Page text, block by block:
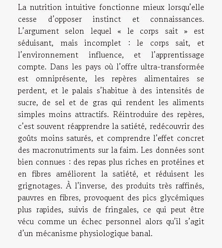
La nutrition intuitive fonctionne mieux lorsqu’elle
cesse d’opposer instinct et connaissances.
L’argument selon lequel « le corps sait » est
séduisant, mais incomplet : le corps sait, et
l’environnement influence, et l’apprentissage
compte. Dans les pays où l’offre ultra-transformée
est omniprésente, les repères alimentaires se
perdent, et le palais s’habitue à des intensités de
sucre, de sel et de gras qui rendent les aliments
simples moins attractifs. Réintroduire des repères,
c’est souvent réapprendre la satiété, redécouvrir des
goûts moins saturés, et comprendre l’effet concret
des macronutriments sur la faim. Les données sont
bien connues : des repas plus riches en protéines et
en fibres améliorent la satiété, et réduisent les
grignotages. À l’inverse, des produits très raffinés,
pauvres en fibres, provoquent des pics glycémiques
plus rapides, suivis de fringales, ce qui peut être
vécu comme un échec personnel alors qu’il s’agit
d’un mécanisme physiologique banal.